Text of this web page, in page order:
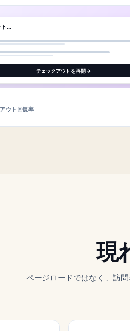
ト…
チェックアウトを再開 →
ウト回復率
現
ページロードではなく、訪